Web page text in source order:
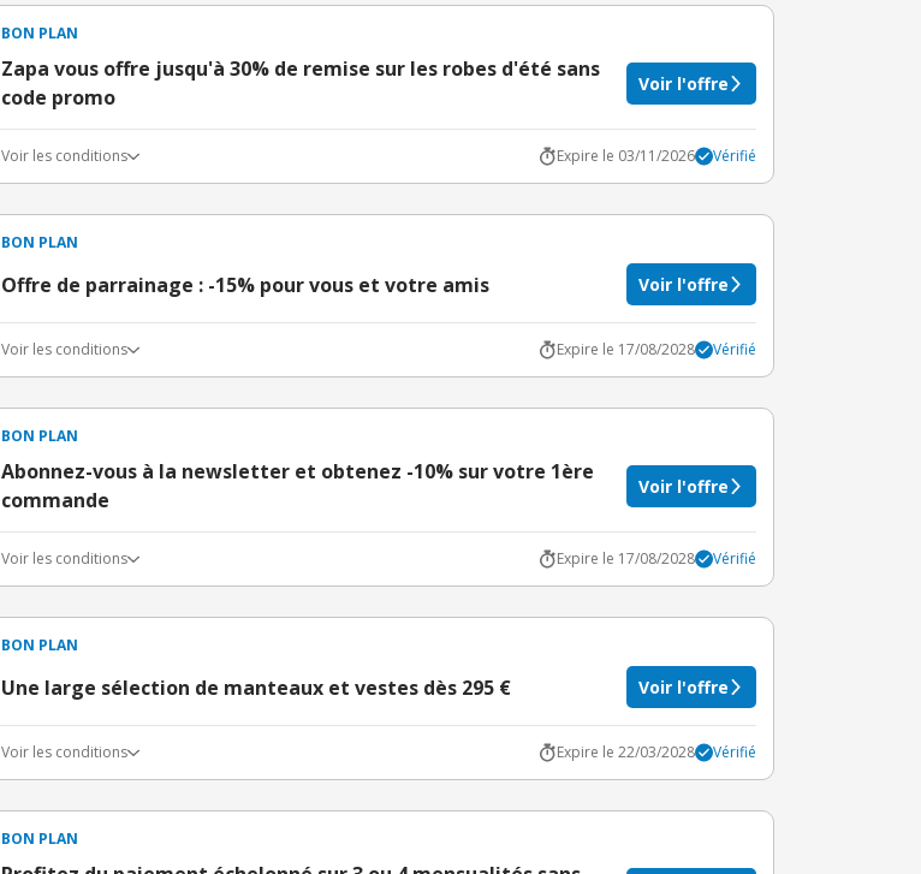
BON PLAN
Zapa vous offre jusqu'à 30% de remise sur les robes d'été sans
code promo
Voir l'offre
Voir les conditions Expire le 03/11/2026 Vérifié
BON PLAN
Offre de parrainage : -15% pour vous et votre amis Voir l'offre
Voir les conditions Expire le 17/08/2028 Vérifié
BON PLAN
Abonnez-vous à la newsletter et obtenez -10% sur votre 1ère
commande
Voir l'offre
Voir les conditions Expire le 17/08/2028 Vérifié
BON PLAN
Une large sélection de manteaux et vestes dès 295 € Voir l'offre
Voir les conditions Expire le 22/03/2028 Vérifié
BON PLAN